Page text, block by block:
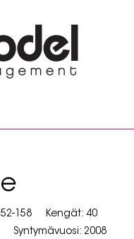
158
Kengät: 40
Syntymävuosi: 2008